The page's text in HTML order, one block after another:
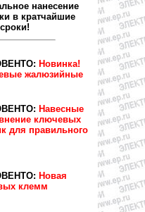
нанесение
в кратчайшие
сроки!
Новинка!
жалюзийные
Навесные
ключевых
для правильного
Новая
клемм